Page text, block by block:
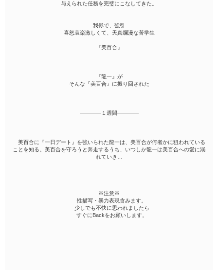
与えられた任務を完璧にこなしてきた。
我侭で、強引
喜怒哀楽激しくて、天真爛漫な苦学生
『美百合』
『龍一』が
そんな『美百合』に振り回された
――――１週間――――
美百合に『一日デート』を強いられた龍一は、美百合が何者かに狙われている
ことを知る。美百合を守ろうと奔走するうち、いつしか龍一は美百合への愛に溺
れていき…
※注意※
性描写・暴力表現含みます。
少しでも不快に思われましたら
すぐにBackをお願いします。